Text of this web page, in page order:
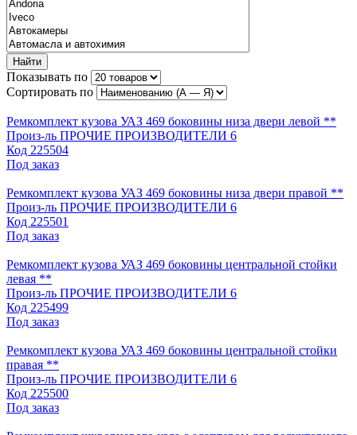
Найти
Показывать по
Сортировать по
Ремкомплект кузова УАЗ 469 боковины низа двери левой **
Произ-ль ПРОЧИЕ ПРОИЗВОДИТЕЛИ 6
Код 225504
Под заказ
Ремкомплект кузова УАЗ 469 боковины низа двери правой **
Произ-ль ПРОЧИЕ ПРОИЗВОДИТЕЛИ 6
Код 225501
Под заказ
Ремкомплект кузова УАЗ 469 боковины центральной стойки
левая **
Произ-ль ПРОЧИЕ ПРОИЗВОДИТЕЛИ 6
Код 225499
Под заказ
Ремкомплект кузова УАЗ 469 боковины центральной стойки
правая **
Произ-ль ПРОЧИЕ ПРОИЗВОДИТЕЛИ 6
Код 225500
Под заказ